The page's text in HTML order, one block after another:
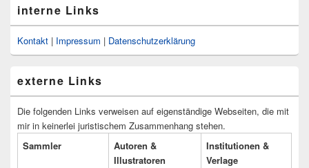
interne Links
Kontakt | Impressum | Datenschutzerklärung
externe Links
Die folgenden Links verweisen auf eigenständige Webseiten, die mit
mir in keinerlei juristischem Zusammenhang stehen.
Sammler
Autoren &
Illustratoren
Institutionen &
Verlage